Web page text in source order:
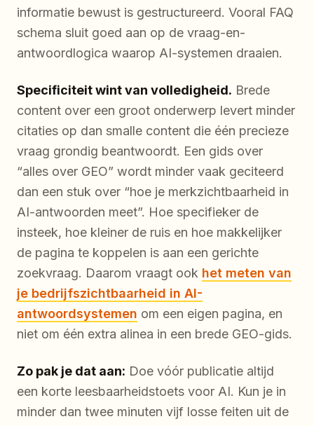
informatie bewust is gestructureerd. Vooral FAQ
schema sluit goed aan op de vraag-en-
antwoordlogica waarop AI-systemen draaien.
Specificiteit wint van volledigheid. Brede
content over een groot onderwerp levert minder
citaties op dan smalle content die één precieze
vraag grondig beantwoordt. Een gids over
“alles over GEO” wordt minder vaak geciteerd
dan een stuk over “hoe je merkzichtbaarheid in
AI-antwoorden meet”. Hoe specifieker de
insteek, hoe kleiner de ruis en hoe makkelijker
de pagina te koppelen is aan een gerichte
zoekvraag. Daarom vraagt ook het meten van
je bedrijfszichtbaarheid in AI-
antwoordsystemen om een eigen pagina, en
niet om één extra alinea in een brede GEO-gids.
Zo pak je dat aan: Doe vóór publicatie altijd
een korte leesbaarheidstoets voor AI. Kun je in
minder dan twee minuten vijf losse feiten uit de